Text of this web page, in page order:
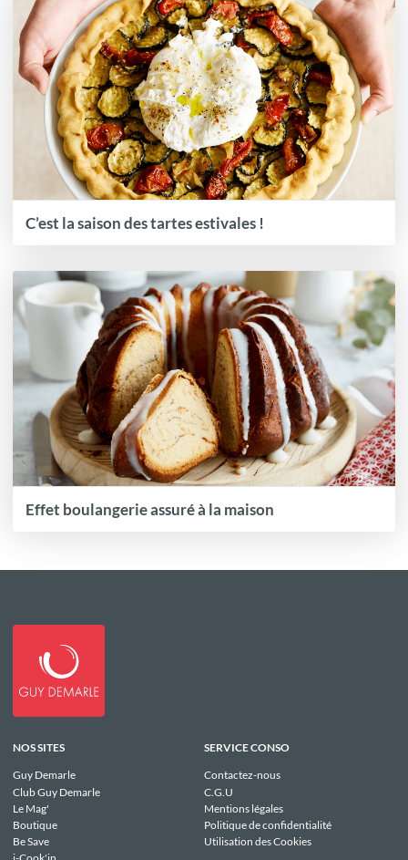
C’est la saison des tartes estivales !
Effet boulangerie assuré à la maison
NOS SITES
Guy Demarle
Club Guy Demarle
Le Mag'
Boutique
Be Save
SERVICE CONSO
Contactez-nous
C.G.U
Mentions légales
Politique de confidentialité
Utilisation des Cookies